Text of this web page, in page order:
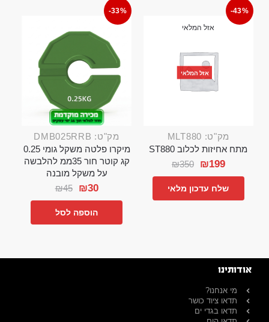
-43%
אזל המלאי
אזל המלאי
מק"ט: MLT880
מתח אחיזות לכלוב ST880
₪350 ₪199
שלח עדכון מלאי
-33%
מק"ט: DMB025RRB
מיקרו פלטה משקל גומי 0.25
קג קוטר חור 35ממ להלבשה
על משקל מובנה
₪45 ₪30
הוספה לסל
אודותינו
מי אנחנו?
תדאו ציוד כושר
תדאו בגדי ים